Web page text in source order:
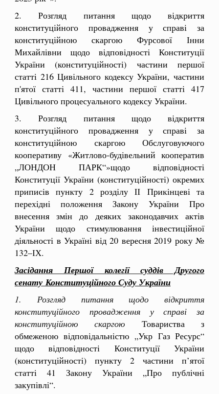
2. Розгляд питання щодо відкриття
конституційного провадження у справі за
конституційною скаргою Фурсової Інни
Михайлівни щодо відповідності Конституції
України (конституційності) частини першої
статті 216 Цивільного кодексу України, частини
п'ятої статті 411, частини першої статті 417
Цивільного процесуального кодексу України.
3. Розгляд питання щодо відкриття
конституційного провадження у справі за
конституційною скаргою Обслуговуючого
кооперативу «Житлово-будівельний кооператив
„ЛОНДОН ПАРК“»щодо відповідності
Конституції України (конституційності) окремих
приписів пункту 2 розділу ІІ Прикінцеві та
перехідні положення Закону України Про
внесення змін до деяких законодавчих актів
України щодо стимулювання інвестиційної
діяльності в Україні від 20 вересня 2019 року №
132–ІХ.
Засідання Першої колегії суддів Другого
сенату Конституційного Суду України
1. Розгляд питання щодо відкриття
конституційного провадження у справі за
конституційною скаргою
Товариства з
обмеженою відповідальністю „Укр Газ Ресурс“
щодо відповідності Конституції України
(конституційності) пункту 2 частини п’ятої
статті 41 Закону України „Про публічні
закупівлі“.